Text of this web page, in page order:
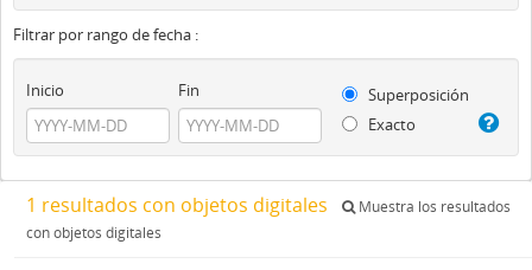
Filtrar por rango de fecha :
Inicio Fin
Superposición
Exacto
1 resultados con objetos digitales
Muestra los resultados
con objetos digitales